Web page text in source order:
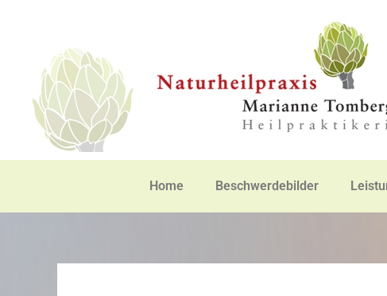
Home Beschwerdebilder